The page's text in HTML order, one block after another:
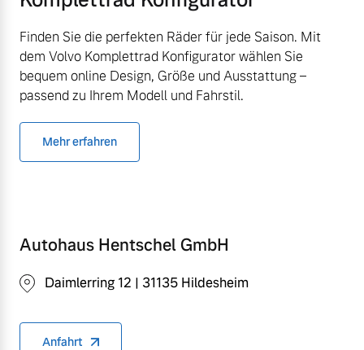
Finden Sie die perfekten Räder für jede Saison. Mit
dem Volvo Komplettrad Konfigurator wählen Sie
bequem online Design, Größe und Ausstattung –
passend zu Ihrem Modell und Fahrstil.
Mehr erfahren
Autohaus Hentschel GmbH
Daimlerring 12 | 31135 Hildesheim
Anfahrt